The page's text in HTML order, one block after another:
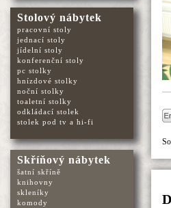
Stolový nábytek
pracovní stoly
jednací stoly
jídelní stoly
konferenční stoly
pc stolky
hnízdové stolky
noční stolky
toaletní stolky
odkládací stolek
stolek pod tv a hi-fi
Skříňový nábytek
šatní skříně
knihovny
skleníky
komody